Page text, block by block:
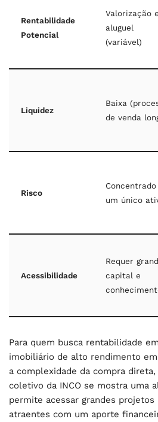
Rentabilidade
Potencial
Valorização e
aluguel
(variável)
Liquidez
Baixa
de venda
Risco
um único
Acessibilidade
Requer
capital e
Para quem busca rentabilidade
imobiliário de alto rendimento
a complexidade da compra
coletivo da INCO se mostra uma
permite acessar grandes
atraentes com um aporte